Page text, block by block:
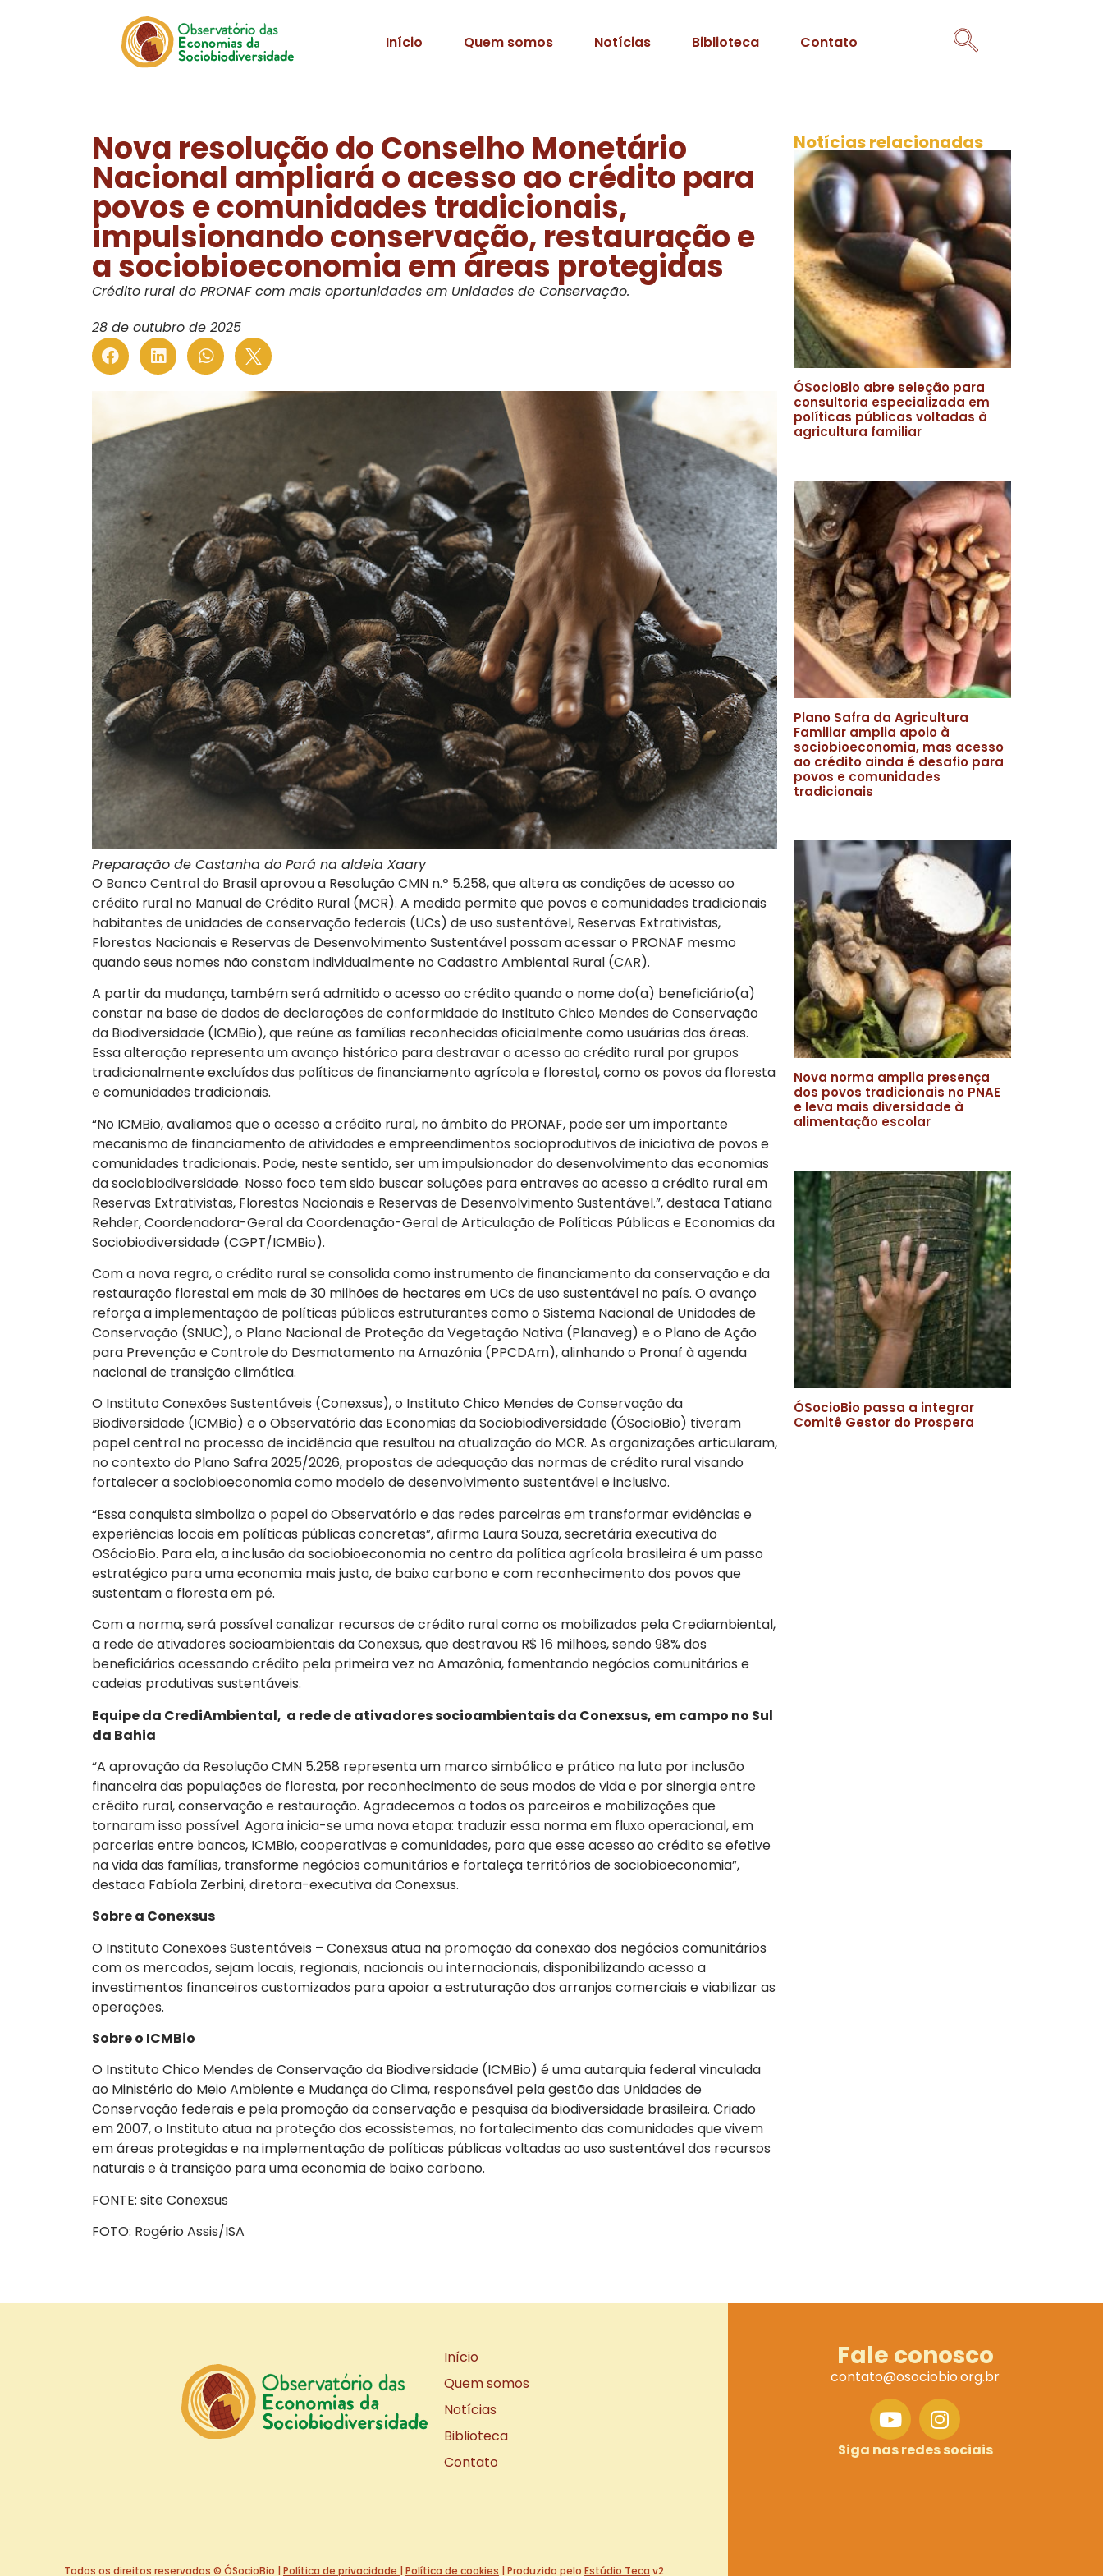
Início Quem somos Notícias Biblioteca Contato
Nova resolução do Conselho Monetário
Nacional ampliará o acesso ao crédito para
povos e comunidades tradicionais,
impulsionando conservação, restauração e
a sociobioeconomia em áreas protegidas
Crédito rural do PRONAF com mais oportunidades em Unidades de Conservação.
28 de outubro de 2025
Preparação de Castanha do Pará na aldeia Xaary
O Banco Central do Brasil aprovou a Resolução CMN n.º 5.258, que altera as condições de acesso ao
crédito rural no Manual de Crédito Rural (MCR). A medida permite que povos e comunidades tradicionais
habitantes de unidades de conservação federais (UCs) de uso sustentável, Reservas Extrativistas,
Florestas Nacionais e Reservas de Desenvolvimento Sustentável possam acessar o PRONAF mesmo
quando seus nomes não constam individualmente no Cadastro Ambiental Rural (CAR).
A partir da mudança, também será admitido o acesso ao crédito quando o nome do(a) beneficiário(a)
constar na base de dados de declarações de conformidade do Instituto Chico Mendes de Conservação
da Biodiversidade (ICMBio), que reúne as famílias reconhecidas oficialmente como usuárias das áreas.
Essa alteração representa um avanço histórico para destravar o acesso ao crédito rural por grupos
tradicionalmente excluídos das políticas de financiamento agrícola e florestal, como os povos da floresta
e comunidades tradicionais.
“No ICMBio, avaliamos que o acesso a crédito rural, no âmbito do PRONAF, pode ser um importante
mecanismo de financiamento de atividades e empreendimentos socioprodutivos de iniciativa de povos e
comunidades tradicionais. Pode, neste sentido, ser um impulsionador do desenvolvimento das economias
da sociobiodiversidade. Nosso foco tem sido buscar soluções para entraves ao acesso a crédito rural em
Reservas Extrativistas, Florestas Nacionais e Reservas de Desenvolvimento Sustentável.”, destaca Tatiana
Rehder, Coordenadora-Geral da Coordenação-Geral de Articulação de Políticas Públicas e Economias da
Sociobiodiversidade (CGPT/ICMBio).
Com a nova regra, o crédito rural se consolida como instrumento de financiamento da conservação e da
restauração florestal em mais de 30 milhões de hectares em UCs de uso sustentável no país. O avanço
reforça a implementação de políticas públicas estruturantes como o Sistema Nacional de Unidades de
Conservação (SNUC), o Plano Nacional de Proteção da Vegetação Nativa (Planaveg) e o Plano de Ação
para Prevenção e Controle do Desmatamento na Amazônia (PPCDAm), alinhando o Pronaf à agenda
nacional de transição climática.
O Instituto Conexões Sustentáveis (Conexsus), o Instituto Chico Mendes de Conservação da
Biodiversidade (ICMBio) e o Observatório das Economias da Sociobiodiversidade (ÓSocioBio) tiveram
papel central no processo de incidência que resultou na atualização do MCR. As organizações articularam,
no contexto do Plano Safra 2025/2026, propostas de adequação das normas de crédito rural visando
fortalecer a sociobioeconomia como modelo de desenvolvimento sustentável e inclusivo.
“Essa conquista simboliza o papel do Observatório e das redes parceiras em transformar evidências e
experiências locais em políticas públicas concretas”, afirma Laura Souza, secretária executiva do
OSócioBio. Para ela, a inclusão da sociobioeconomia no centro da política agrícola brasileira é um passo
estratégico para uma economia mais justa, de baixo carbono e com reconhecimento dos povos que
sustentam a floresta em pé.
Com a norma, será possível canalizar recursos de crédito rural como os mobilizados pela Crediambiental,
a rede de ativadores socioambientais da Conexsus, que destravou R$ 16 milhões, sendo 98% dos
beneficiários acessando crédito pela primeira vez na Amazônia, fomentando negócios comunitários e
cadeias produtivas sustentáveis.
Equipe da CrediAmbiental, a rede de ativadores socioambientais da Conexsus, em campo no Sul
da Bahia
“A aprovação da Resolução CMN 5.258 representa um marco simbólico e prático na luta por inclusão
financeira das populações de floresta, por reconhecimento de seus modos de vida e por sinergia entre
crédito rural, conservação e restauração. Agradecemos a todos os parceiros e mobilizações que
tornaram isso possível. Agora inicia-se uma nova etapa: traduzir essa norma em fluxo operacional, em
parcerias entre bancos, ICMBio, cooperativas e comunidades, para que esse acesso ao crédito se efetive
na vida das famílias, transforme negócios comunitários e fortaleça territórios de sociobioeconomia”,
destaca Fabíola Zerbini, diretora-executiva da Conexsus.
Sobre a Conexsus
O Instituto Conexões Sustentáveis – Conexsus atua na promoção da conexão dos negócios comunitários
com os mercados, sejam locais, regionais, nacionais ou internacionais, disponibilizando acesso a
investimentos financeiros customizados para apoiar a estruturação dos arranjos comerciais e viabilizar as
operações.
Sobre o ICMBio
O Instituto Chico Mendes de Conservação da Biodiversidade (ICMBio) é uma autarquia federal vinculada
ao Ministério do Meio Ambiente e Mudança do Clima, responsável pela gestão das Unidades de
Conservação federais e pela promoção da conservação e pesquisa da biodiversidade brasileira. Criado
em 2007, o Instituto atua na proteção dos ecossistemas, no fortalecimento das comunidades que vivem
em áreas protegidas e na implementação de políticas públicas voltadas ao uso sustentável dos recursos
naturais e à transição para uma economia de baixo carbono.
FONTE: siteConexsus
FOTO: Rogério Assis/ISA
Notícias relacionadas
ÓSocioBio abre seleção para
consultoria especializada em
políticas públicas voltadas à
agricultura familiar
Plano Safra da Agricultura
Familiar amplia apoio à
sociobioeconomia, mas acesso
ao crédito ainda é desafio para
povos e comunidades
tradicionais
Nova norma amplia presença
dos povos tradicionais no PNAE
e leva mais diversidade à
alimentação escolar
ÓSocioBio passa a integrar
Comitê Gestor do Prospera
Início
Quem somos
Notícias
Biblioteca
Contato
Todos os direitos reservados © ÓSocioBio | Política de privacidade | Política de cookies | Produzido pelo Estúdio Teca v2
Fale conosco
contato@osociobio.org.br
Siga nas redes sociais